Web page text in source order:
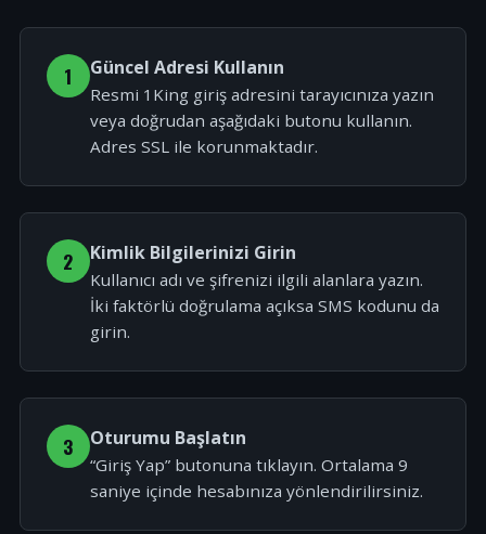
1 Güncel Adresi Kullanın
Resmi 1King giriş adresini tarayıcınıza yazın
veya doğrudan aşağıdaki butonu kullanın.
Adres SSL ile korunmaktadır.
2 Kimlik Bilgilerinizi Girin
Kullanıcı adı ve şifrenizi ilgili alanlara yazın.
İki faktörlü doğrulama açıksa SMS kodunu da
girin.
3 Oturumu Başlatın
“Giriş Yap” butonuna tıklayın. Ortalama 9
saniye içinde hesabınıza yönlendirilirsiniz.